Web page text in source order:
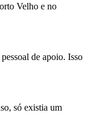
Velho e no
de apoio. Isso
só existia um